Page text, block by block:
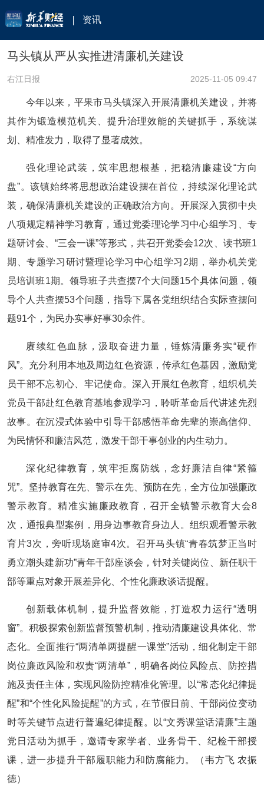
资讯
马头镇从严从实推进清廉机关建设
右江日报 2025-11-05 09:47
今年以来，平果市马头镇深入开展清廉机关建设，并将
其作为锻造模范机关、提升治理效能的关键抓手，系统谋
划、精准发力，取得了显著成效。
强化理论武装，筑牢思想根基，把稳清廉建设“方向
盘”。该镇始终将思想政治建设摆在首位，持续深化理论武
装，确保清廉机关建设的正确政治方向。开展深入贯彻中央
八项规定精神学习教育，通过党委理论学习中心组学习、专
题研讨会、“三会一课”等形式，共召开党委会12次、读书班1
期、专题学习研讨暨理论学习中心组学习2期，举办机关党
员培训班1期。领导班子共查摆7个大问题15个具体问题，领
导个人共查摆53个问题，指导下属各党组织结合实际查摆问
题91个，为民办实事好事30余件。
赓续红色血脉，汲取奋进力量，锤炼清廉务实“硬作
风”。充分利用本地及周边红色资源，传承红色基因，激励党
员干部不忘初心、牢记使命。深入开展红色教育，组织机关
党员干部赴红色教育基地参观学习，聆听革命后代讲述先烈
故事。在沉浸式体验中引导干部感悟革命先辈的崇高信仰、
为民情怀和廉洁风范，激发干部干事创业的内生动力。
深化纪律教育，筑牢拒腐防线，念好廉洁自律“紧箍
咒”。坚持教育在先、警示在先、预防在先，全方位加强廉政
警示教育。精准实施廉政教育，召开全镇警示教育大会8
次，通报典型案例，用身边事教育身边人。组织观看警示教
育片3次，旁听现场庭审4次。召开马头镇“青春筑梦正当时
勇立潮头建新功”青年干部座谈会，针对关键岗位、新任职干
部等重点对象开展差异化、个性化廉政谈话提醒。
创新载体机制，提升监督效能，打造权力运行“透明
窗”。积极探索创新监督预警机制，推动清廉建设具体化、常
态化。全面推行“两清单两提醒一课堂”活动，细化制定干部
岗位廉政风险和权责“两清单”，明确各岗位风险点、防控措
施及责任主体，实现风险防控精准化管理。以“常态化纪律提
醒”和“个性化风险提醒”的方式，在节假日前、干部岗位变动
时等关键节点进行普遍纪律提醒。以“文秀课堂话清廉”主题
党日活动为抓手，邀请专家学者、业务骨干、纪检干部授
课，进一步提升干部履职能力和防腐能力。（韦方飞 农振
德）